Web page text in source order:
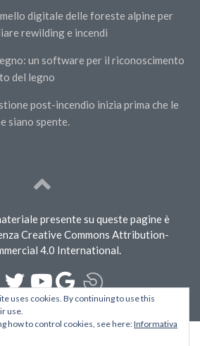
digitale delle foreste alpine per
rewilding e incendi
un software per il riconoscimento
del legno
post-incendio inizia prima che le
siano spente.
presente su queste pagine è
Creative Commons Attribution-
4.0 International.
uses cookies. By continuing to use this
use.
how to control cookies, see here:Informativa